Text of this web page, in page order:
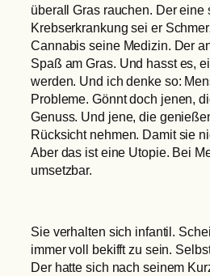
überall Gras rauchen. Der eine
Krebserkrankung sei er
Cannabis seine Medizin. Der
Spaß am Gras. Und hasst es,
werden. Und ich denke so:
Probleme. Gönnt doch jenen,
Genuss. Und jene, die
Rücksicht nehmen. Damit sie
Aber das ist eine Utopie. Bei
umsetzbar.
Sie verhalten sich infantil.
immer voll bekifft zu sein.
Der hatte sich nach seinem